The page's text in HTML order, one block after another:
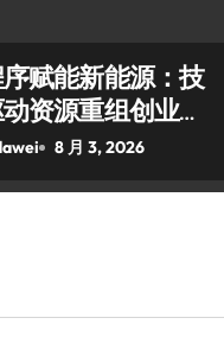
赋能新能源：技
资源重组创业新
8 月 3, 2026